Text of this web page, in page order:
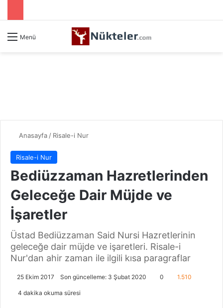
Menü
Anasayfa / Risale-i Nur
Risale-i Nur
Bediüzzaman Hazretlerinden
Geleceğe Dair Müjde ve
İşaretler
Üstad Bediüzzaman Said Nursi Hazretlerinin
geleceğe dair müjde ve işaretleri. Risale-i
Nur'dan ahir zaman ile ilgili kısa paragraflar
25 Ekim 2017 Son güncelleme: 3 Şubat 2020 0 1.510
4 dakika okuma süresi